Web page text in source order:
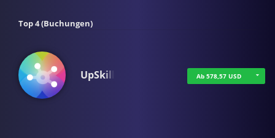
Top 4 (Buchungen)
UpSkill Ab 578,57 USD